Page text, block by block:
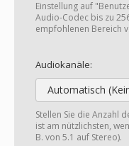
Einstellung auf
Audio-Codec bis zu
empfohlenen Bereich
Audiokanäle:
Automatisch
Stellen Sie die Anzahl
ist am nützlichsten,
B. von 5.1 auf Stereo).